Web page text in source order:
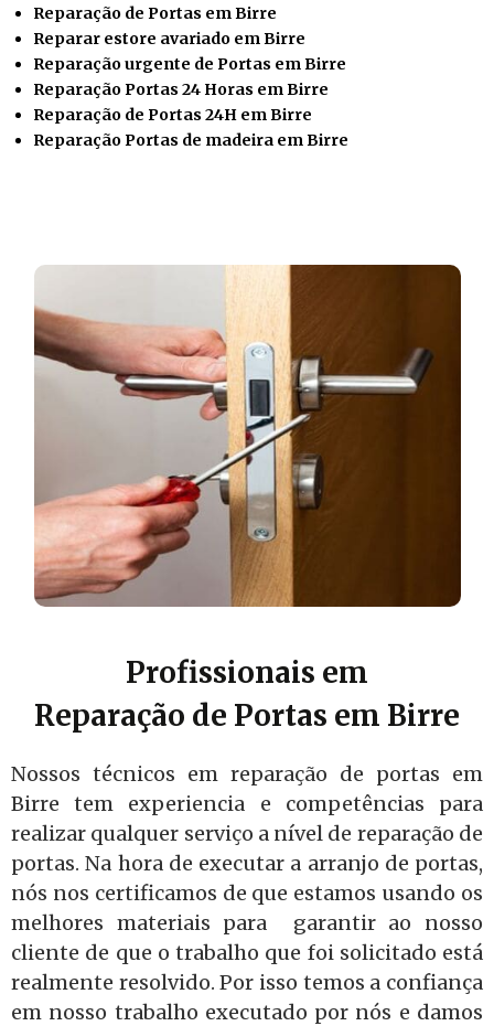
Reparação de Portas em Birre
Reparar estore avariado em Birre
Reparação urgente de Portas em Birre
Reparação Portas 24 Horas em Birre
Reparação de Portas 24H em Birre
Reparação Portas de madeira em Birre
Profissionais em
Reparação de Portas em Birre
Nossos técnicos em reparação de portas em
Birre tem experiencia e competências para
realizar qualquer serviço a nível de reparação de
portas. Na hora de executar a arranjo de portas,
nós nos certificamos de que estamos usando os
melhores materiais para garantir ao nosso
cliente de que o trabalho que foi solicitado está
realmente resolvido. Por isso temos a confiança
em nosso trabalho executado por nós e damos